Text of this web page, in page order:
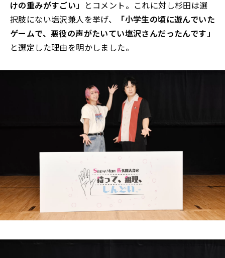
けの重みがすごい」 とコメント。これに対し杉田は選
択肢にない塩沢兼人を挙げ、
「小学生の頃に遊んでいた
ゲームで、悪役の声がたいてい塩沢さんだったんです」
と選定した理由を明かしました。